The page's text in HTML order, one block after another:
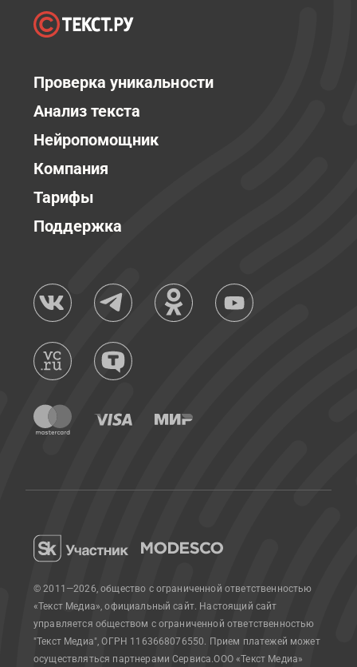
Проверка уникальности
Анализ текста
Нейропомощник
Компания
Тарифы
Поддержка
© 2011—2026, общество с ограниченной ответственностью
«Текст Медиа», официальный сайт. Настоящий сайт
управляется обществом с ограниченной ответственностью
"Текст Медиа", ОГРН 1163668076550. Прием платежей может
осуществляться партнерами Сервиса.ООО «Текст Медиа»